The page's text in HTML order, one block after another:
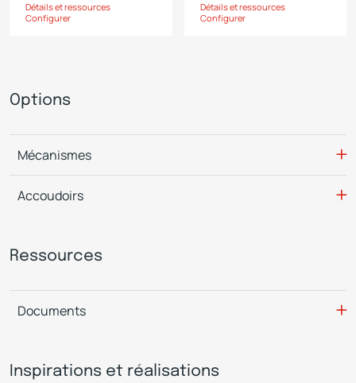
Détails et ressources
Configurer
Détails et ressources
Configurer
Options
Mécanismes
Accoudoirs
Ressources
Documents
Inspirations et réalisations